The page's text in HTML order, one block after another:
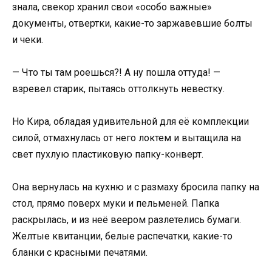
знала, свекор хранил свои «особо важные»
документы, отвертки, какие-то заржавевшие болты
и чеки.
— Что ты там роешься?! А ну пошла оттуда! —
взревел старик, пытаясь оттолкнуть невестку.
Но Кира, обладая удивительной для её комплекции
силой, отмахнулась от него локтем и вытащила на
свет пухлую пластиковую папку-конверт.
Она вернулась на кухню и с размаху бросила папку на
стол, прямо поверх муки и пельменей. Папка
раскрылась, и из неё веером разлетелись бумаги.
Желтые квитанции, белые распечатки, какие-то
бланки с красными печатями.